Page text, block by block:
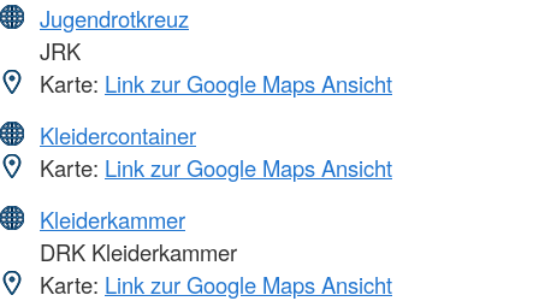
Jugendrotkreuz
JRK
Karte: Link zur Google Maps Ansicht
Kleidercontainer
Karte: Link zur Google Maps Ansicht
Kleiderkammer
DRK Kleiderkammer
Karte: Link zur Google Maps Ansicht